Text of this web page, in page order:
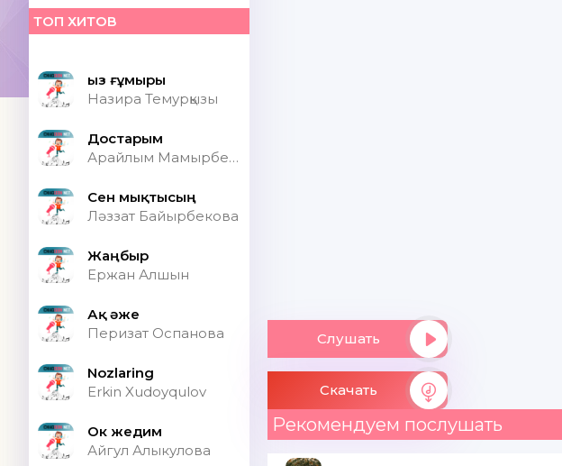
ТОП ХИТОВ
Қыз ғұмыры
Назира Темурқызы
Достарым
Арайлым Мамырбекқызы
Сен мықтысың
Ләззат Байырбекова
Жаңбыр
Ержан Алшын
Ақ әже
Перизат Оспанова
Nozlaring
Erkin Xudoyqulov
Ок жедим
Айгул Алыкулова
Слушать
Скачать
Рекомендуем послушать